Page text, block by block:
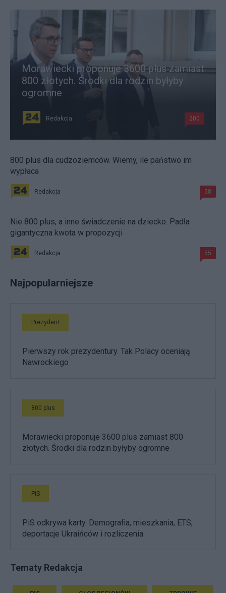
Morawiecki proponuje 3600 plus zamiast
800 złotych. Środki dla rodzin byłyby
ogromne
Redakcja 200
800 plus dla cudzoziemców. Wiemy, ile państwo im
wypłaca
Redakcja 58
Nie 800 plus, a inne świadczenie na dziecko. Padła
gigantyczna kwota w propozycji
Redakcja 55
Najpopularniejsze
Prezydent
Pierwszy rok prezydentury. Tak Polacy oceniają
Nawrockiego
800 plus
Morawiecki proponuje 3600 plus zamiast 800
złotych. Środki dla rodzin byłyby ogromne
PiS
PiS odkrywa karty. Demografia, mieszkania, ETS,
deportacje Ukraińców i rozliczenia
Tematy Redakcja